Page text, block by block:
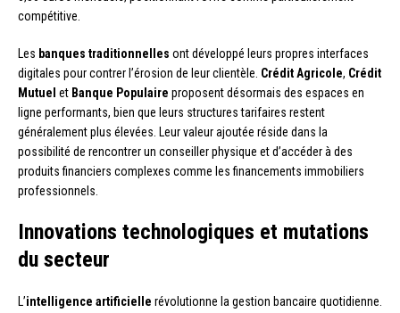
compétitive.
Les banques traditionnelles ont développé leurs propres interfaces
digitales pour contrer l’érosion de leur clientèle. Crédit Agricole, Crédit
Mutuel et Banque Populaire proposent désormais des espaces en
ligne performants, bien que leurs structures tarifaires restent
généralement plus élevées. Leur valeur ajoutée réside dans la
possibilité de rencontrer un conseiller physique et d’accéder à des
produits financiers complexes comme les financements immobiliers
professionnels.
Innovations technologiques et mutations
du secteur
L’intelligence artificielle révolutionne la gestion bancaire quotidienne.